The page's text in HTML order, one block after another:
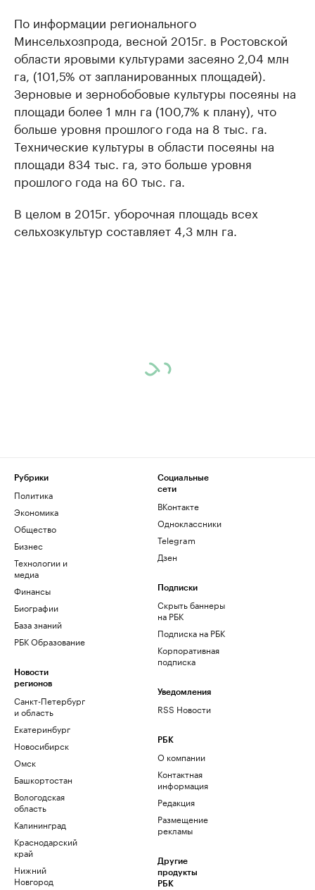
По информации регионального
Минсельхозпрода, весной 2015г. в Ростовской
области яровыми культурами засеяно 2,04 млн
га, (101,5% от запланированных площадей).
Зерновые и зернобобовые культуры посеяны на
площади более 1 млн га (100,7% к плану), что
больше уровня прошлого года на 8 тыс. га.
Технические культуры в области посеяны на
площади 834 тыс. га, это больше уровня
прошлого года на 60 тыс. га.
В целом в 2015г. уборочная площадь всех
сельхозкультур составляет 4,3 млн га.
Рубрики
Политика
Экономика
Общество
Бизнес
Технологии и
медиа
Финансы
Биографии
База знаний
РБК Образование
Новости
регионов
Санкт-Петербург
и область
Екатеринбург
Новосибирск
Омск
Башкортостан
Вологодская
область
Калининград
Краснодарский
край
Нижний
Новгород
Социальные
сети
ВКонтакте
Одноклассники
Telegram
Дзен
Подписки
Скрыть баннеры
на РБК
Подписка на РБК
Корпоративная
подписка
Уведомления
RSS Новости
РБК
О компании
Контактная
информация
Редакция
Размещение
рекламы
Другие
продукты
РБК